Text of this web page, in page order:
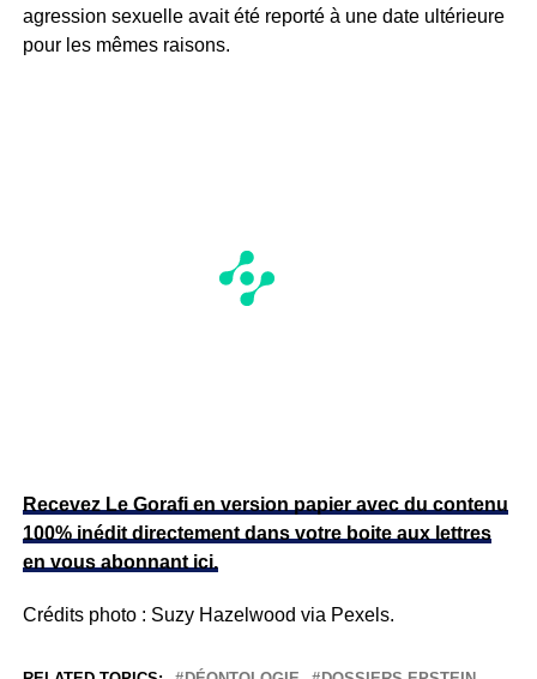
agression sexuelle avait été reporté à une date ultérieure
pour les mêmes raisons.
Recevez Le Gorafi en version papier avec du contenu
100% inédit directement dans votre boite aux lettres
en vous abonnant ici.
Crédits photo : Suzy Hazelwood via Pexels.